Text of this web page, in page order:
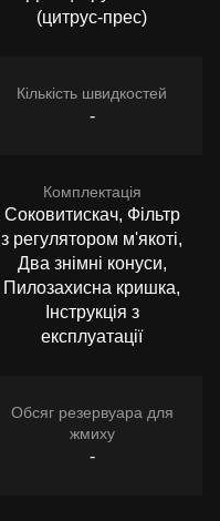
(цитрус-прес)
Кількість швидкостей
-
Комплектація
Соковитискач, Фільтр
з регулятором м'якоті,
Два знімні конуси,
Пилозахисна кришка,
Інструкція з
експлуатації
Обсяг резервуара для
жмиху
-